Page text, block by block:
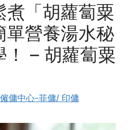
煮「胡蘿蔔粟
單營養湯水秘
！ – 胡蘿蔔粟
僱傭中心-菲傭/ 印傭